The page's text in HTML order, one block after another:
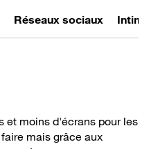
Réseaux sociaux
et moins d'écrans pour les
mais grâce aux